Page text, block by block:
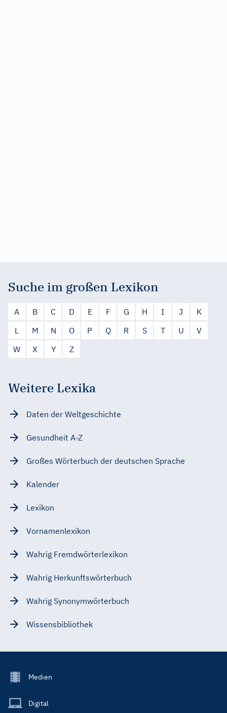
Suche im großen Lexikon
A B C D E F G H I J
K
L
M N O P Q R S T U
V
W
X Y Z
Weitere Lexika
Daten der Weltgeschichte
Gesundheit A-Z
Großes Wörterbuch der deutschen Sprache
Kalender
Lexikon
Vornamenlexikon
Wahrig Fremdwörterlexikon
Wahrig Herkunftswörterbuch
Wahrig Synonymwörterbuch
Wissensbibliothek
Footer
Main
Medien
Digital